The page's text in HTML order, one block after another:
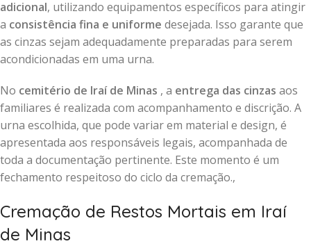
adicional, utilizando equipamentos específicos para atingir
a consistência fina e uniforme desejada. Isso garante que
as cinzas sejam adequadamente preparadas para serem
acondicionadas em uma urna.
No cemitério de Iraí de Minas , a entrega das cinzas aos
familiares é realizada com acompanhamento e discrição. A
urna escolhida, que pode variar em material e design, é
apresentada aos responsáveis legais, acompanhada de
toda a documentação pertinente. Este momento é um
fechamento respeitoso do ciclo da cremação.,
Cremação de Restos Mortais em Iraí
de Minas